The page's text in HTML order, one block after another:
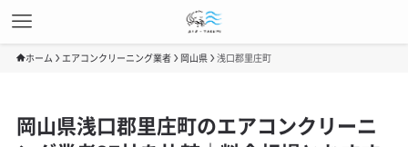
ホーム エアコンクリーニング業者 岡山県 浅口郡里庄町
岡山県浅口郡里庄町のエアコンクリーニ